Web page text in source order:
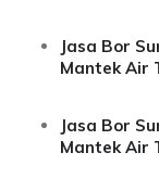
Jasa Bor
Mantek Air
Jasa Bor
Mantek Air